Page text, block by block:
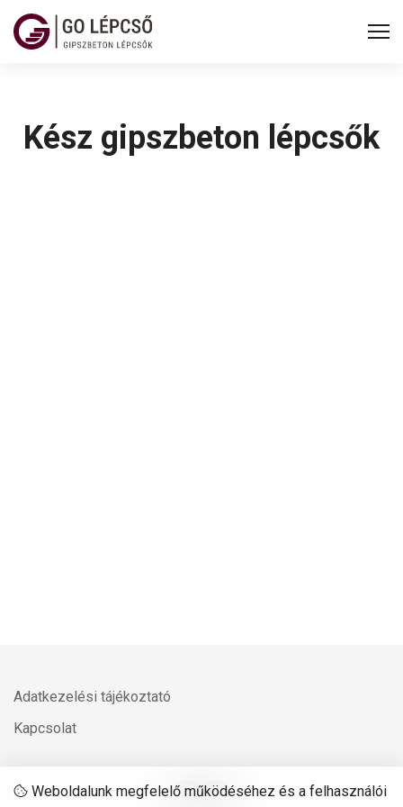
Kész gipszbeton lépcsők
Adatkezelési tájékoztató
Kapcsolat
Weboldalunk megfelelő működéséhez és a felhasználói